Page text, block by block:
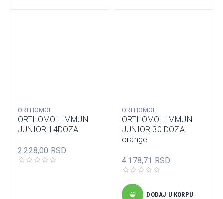
ORTHOMOL
ORTHOMOL IMMUN
JUNIOR 14DOZA
2.228,00 RSD
ORTHOMOL
ORTHOMOL IMMUN
JUNIOR 30 DOZA
orange
4.178,71 RSD
DODAJ U KORPU